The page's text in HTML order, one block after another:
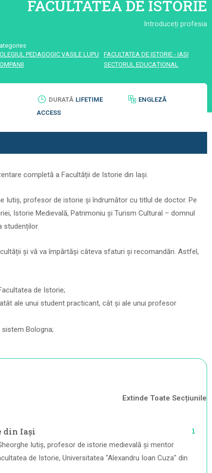
FACULTATEA DE ISTORIE
Introduceți profesia
PEDAGOGIC VASILE LUPU
FACULTATEA DE ISTORIE - IASI
SECTORUL EDUCAȚIONAL
DURATĂ LIFETIME
ACCESS
ENGLEZĂ
completă a Facultății de Istorie din Iași.
Iutiș, profesor de istorie și îndrumător cu titlul de doctor. Pe
Istorie Medievală, Patrimoniu și Turism Cultural – domnul
studenților.
și vă va împărtăși câteva sfaturi și recomandări. Astfel,
de Istorie;
ale unui student practicant, cât și ale unui profesor
Bologna;
Extinde Toate Secțiunile
din Iași
Iutiș, profesor de istorie medievală și mentor
de Istorie, Universitatea "Alexandru Ioan Cuza" din
1